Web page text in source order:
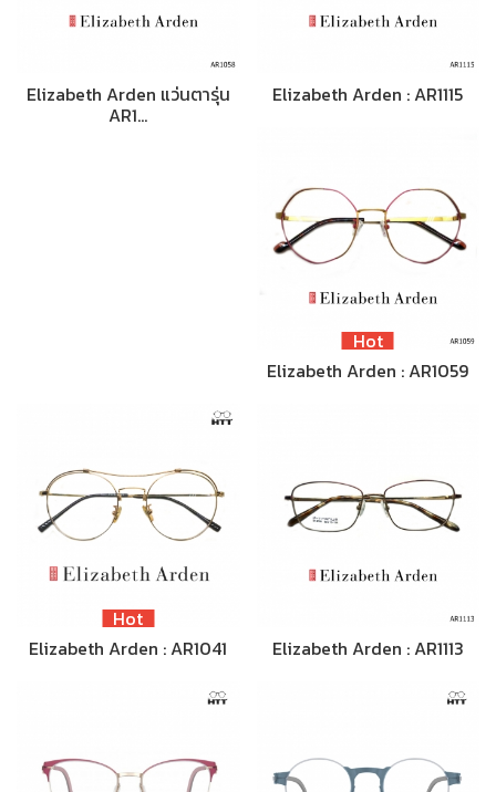
Elizabeth Arden แว่นตารุ่น
AR1…
Elizabeth Arden : AR1115
Hot
Elizabeth Arden : AR1059
Hot
Elizabeth Arden : AR1041
Elizabeth Arden : AR1113